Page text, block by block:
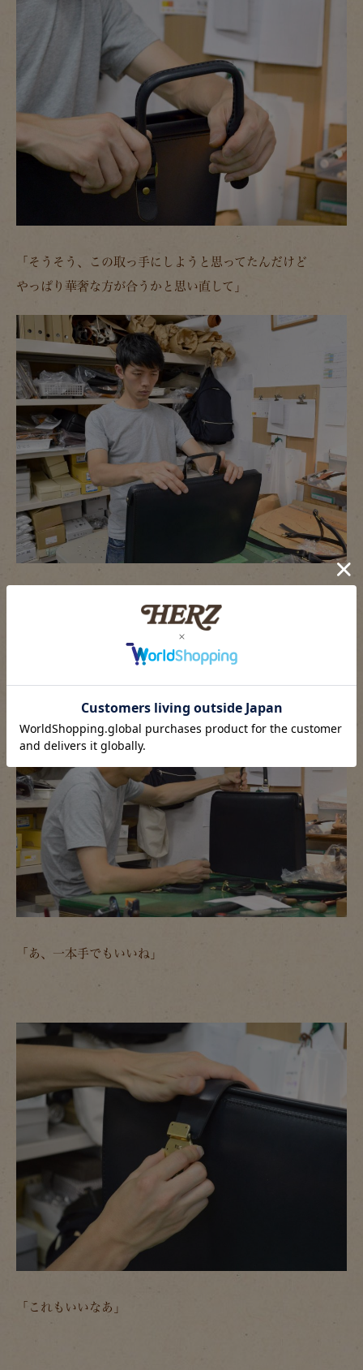
「そうそう、この取っ手にしようと思ってたんだけど
やっぱり華奢な方が合うかと思い直して」
「あ、一本手でもいいね」
「これもいいなあ」